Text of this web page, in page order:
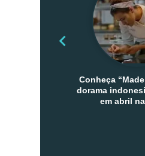
Conheça
dorama
em abril